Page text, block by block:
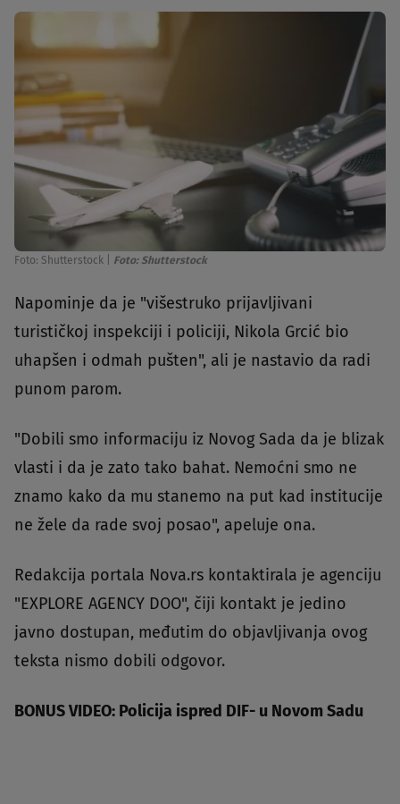
Foto: Shutterstock Foto: Shutterstock
Napominje da je "višestruko prijavljivani
turističkoj inspekciji i policiji, Nikola Grcić bio
uhapšen i odmah pušten", ali je nastavio da radi
punom parom.
"Dobili smo informaciju iz Novog Sada da je blizak
vlasti i da je zato tako bahat. Nemoćni smo ne
znamo kako da mu stanemo na put kad institucije
ne žele da rade svoj posao", apeluje ona.
Redakcija portala Nova.rs kontaktirala je agenciju
"EXPLORE AGENCY DOO", čiji kontakt je jedino
javno dostupan, međutim do objavljivanja ovog
teksta nismo dobili odgovor.
BONUS VIDEO: Policija ispred DIF- u Novom Sadu